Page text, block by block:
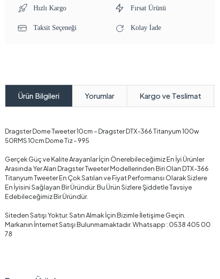
Hızlı Kargo Fırsat Ürünü
Taksit Seçeneği Kolay İade
Ürün Bilgileri Yorumlar Kargo ve Teslimat
Dragster Dome Tweeter 10cm – Dragster DTX-366 Titanyum 100w
50RMS 10cm Dome Tiz - 995
Gerçek Güç ve Kalite Arayanlar İçin Önerebileceğimiz En İyi Ürünler
Arasında Yer Alan Dragster Tweeter Modellerinden Biri Olan DTX-366
Titanyum Tweeter En Çok Satılan ve Fiyat Performansı Olarak Sizlere
En İyisini Sağlayan Bir Üründür. Bu Ürün Sizlere Şiddetle Tavsiye
Edebileceğimiz Bir Üründür.
Siteden Satışı Yoktur. Satın Almak İçin Bizimle İletişime Geçin.
Markanın İnternet Satışı Bulunmamaktadır. Whatsapp : 0538 405 00
78